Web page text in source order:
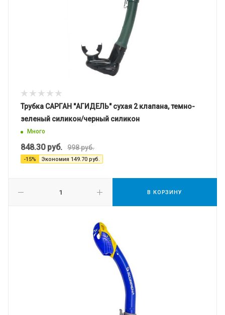
Трубка САРГАН "АГИДЕЛЬ" сухая 2 клапана, темно-
зеленый силикон/черный силикон
Много
848.30руб. 998руб.
-15% Экономия 149.70 руб.
В КОРЗИНУ